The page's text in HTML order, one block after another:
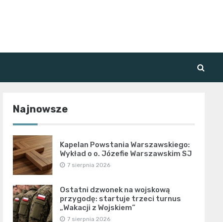
Najnowsze
Kapelan Powstania Warszawskiego:
Wykład o o. Józefie Warszawskim SJ
7 sierpnia 2026
Ostatni dzwonek na wojskową
przygodę: startuje trzeci turnus
„Wakacji z Wojskiem”
7 sierpnia 2026